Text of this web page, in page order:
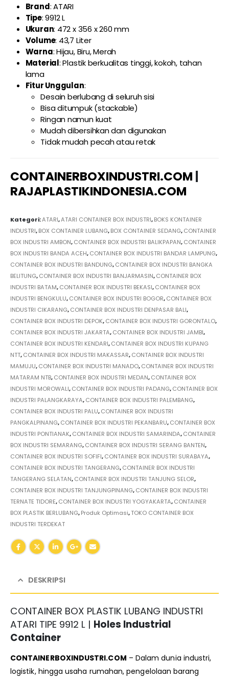
Brand: ATARI
Tipe: 9912 L
Ukuran: 472 x 356 x 260 mm
Volume: 43,7 Liter
Warna: Hijau, Biru, Merah
Material: Plastik berkualitas tinggi, kokoh, tahan
lama
Fitur Unggulan:
Desain berlubang di seluruh sisi
Bisa ditumpuk (stackable)
Ringan namun kuat
Mudah dibersihkan dan digunakan
Tidak mudah pecah atau retak
CONTAINERBOXINDUSTRI.COM |
RAJAPLASTIKINDONESIA.COM
Kategori:ATARI,ATARI CONTAINER BOX INDUSTRI,BOKS KONTAINER
INDUSTRI,BOX CONTAINER LUBANG,BOX CONTAINER SEDANG,CONTAINER
BOX INDUSTRI AMBON,CONTAINER BOX INDUSTRI BALIKPAPAN,CONTAINER
BOX INDUSTRI BANDA ACEH,CONTAINER BOX INDUSTRI BANDAR LAMPUNG,
CONTAINER BOX INDUSTRI BANDUNG,CONTAINER BOX INDUSTRI BANGKA
BELITUNG,CONTAINER BOX INDUSTRI BANJARMASIN,CONTAINER BOX
INDUSTRI BATAM,CONTAINER BOX INDUSTRI BEKASI,CONTAINER BOX
INDUSTRI BENGKULU,CONTAINER BOX INDUSTRI BOGOR,CONTAINER BOX
INDUSTRI CIKARANG,CONTAINER BOX INDUSTRI DENPASAR BALI,
CONTAINER BOX INDUSTRI DEPOK,CONTAINER BOX INDUSTRI GORONTALO,
CONTAINER BOX INDUSTRI JAKARTA,CONTAINER BOX INDUSTRI JAMBI,
CONTAINER BOX INDUSTRI KENDARI,CONTAINER BOX INDUSTRI KUPANG
NTT,CONTAINER BOX INDUSTRI MAKASSAR,CONTAINER BOX INDUSTRI
MAMUJU,CONTAINER BOX INDUSTRI MANADO,CONTAINER BOX INDUSTRI
MATARAM NTB,CONTAINER BOX INDUSTRI MEDAN,CONTAINER BOX
INDUSTRI MOROWALI,CONTAINER BOX INDUSTRI PADANG,CONTAINER BOX
INDUSTRI PALANGKARAYA,CONTAINER BOX INDUSTRI PALEMBANG,
CONTAINER BOX INDUSTRI PALU,CONTAINER BOX INDUSTRI
PANGKALPINANG,CONTAINER BOX INDUSTRI PEKANBARU,CONTAINER BOX
INDUSTRI PONTIANAK,CONTAINER BOX INDUSTRI SAMARINDA,CONTAINER
BOX INDUSTRI SEMARANG,CONTAINER BOX INDUSTRI SERANG BANTEN,
CONTAINER BOX INDUSTRI SOFIFI,CONTAINER BOX INDUSTRI SURABAYA,
CONTAINER BOX INDUSTRI TANGERANG,CONTAINER BOX INDUSTRI
TANGERANG SELATAN,CONTAINER BOX INDUSTRI TANJUNG SELOR,
CONTAINER BOX INDUSTRI TANJUNGPINANG,CONTAINER BOX INDUSTRI
TERNATE TIDORE,CONTAINER BOX INDUSTRI YOGYAKARTA,CONTAINER
BOX PLASTIK BERLUBANG,Produk Optimasi,TOKO CONTAINER BOX
INDUSTRI TERDEKAT
DESKRIPSI
CONTAINER BOX PLASTIK LUBANG INDUSTRI
ATARI TIPE 9912 L | Holes Industrial
Container
CONTAINERBOXINDUSTRI.COM – Dalam dunia industri,
logistik, hingga usaha rumahan, pengelolaan barang